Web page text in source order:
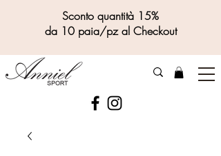
Sconto quantità 15%
da 10 paia/pz al Checkout